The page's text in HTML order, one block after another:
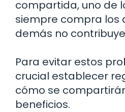
compartida, uno de
siempre compra los
demás no
Para evitar estos
crucial establecer
cómo se
beneficios.